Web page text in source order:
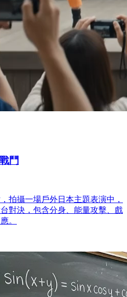
鬥
拍攝一場戶外日本主題表演中，
對決，包含分身、能量攻擊、戲
。